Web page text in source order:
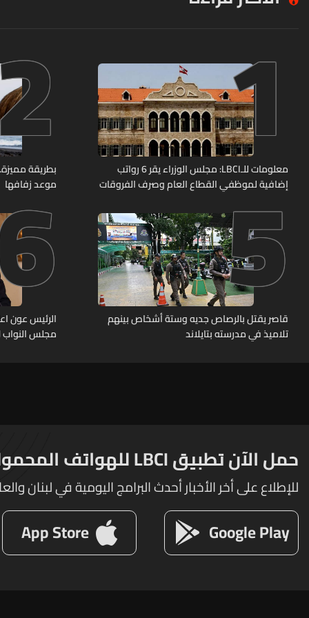
1
معلومات للـLBCI: مجلس الوزراء يقر 6 رواتب
إضافية لموظفي القطاع العام وصرف الفروقات
بطريقة
موعد زفافها
5
قاصر يقتل بالرصاص جديه وستة أشخاص بينهم
تلاميذ في مدرسته بتايلاند
الرئيس عون
مجلس النواب
حمل الآن تطبيق LBCI للهواتف المحمولة
للإطلاع على أخر الأخبار أحدث البرامج اليومية في لبنان
Google Play
App Store